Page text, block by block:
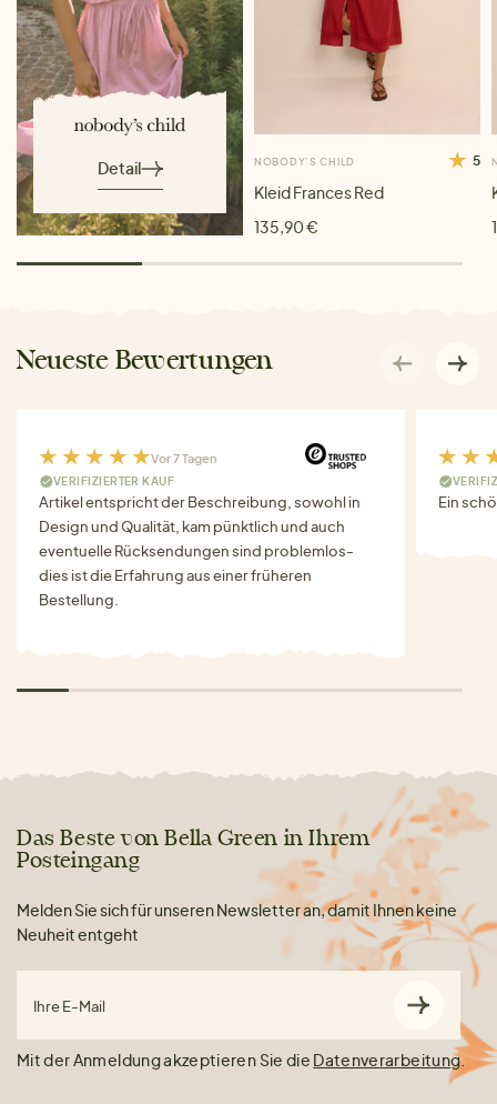
Detail NOBODY'S CHILD 5
Kleid Frances Red
135,90 €
Neueste Bewertungen
Vor 7 Tagen
VERIFIZIERTER KAUF
Artikel entspricht der Beschreibung, sowohl in
Design und Qualität, kam pünktlich und auch
eventuelle Rücksendungen sind problemlos-
dies ist die Erfahrung aus einer früheren
Bestellung.
Ein
Das Beste von Bella Green in Ihrem
Posteingang
Melden Sie sich für unseren Newsletter an, damit Ihnen keine
Neuheit entgeht
Ihre E-Mail
Mit der Anmeldung akzeptieren Sie die Datenverarbeitung.